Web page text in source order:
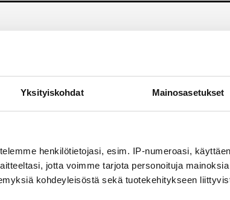
Yksityiskohdat Mainosasetukset
henkilötietojasi, esim. IP-numeroasi,
jotta voimme tarjota personoituja
kohdeyleisöstä sekä tuotekehitykseen
Ville tavio
sisällöistä
sähköpostiisi?
ilmainen uutiskirje.